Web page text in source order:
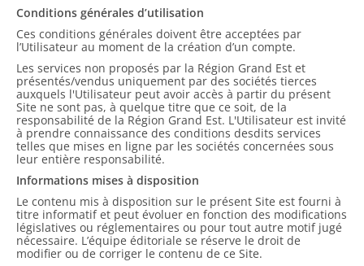
Conditions générales d’utilisation
Ces conditions générales doivent être acceptées par
l’Utilisateur au moment de la création d’un compte.
Les services non proposés par la Région Grand Est et
présentés/vendus uniquement par des sociétés tierces
auxquels l'Utilisateur peut avoir accès à partir du présent
Site ne sont pas, à quelque titre que ce soit, de la
responsabilité de la Région Grand Est. L'Utilisateur est invité
à prendre connaissance des conditions desdits services
telles que mises en ligne par les sociétés concernées sous
leur entière responsabilité.
Informations mises à disposition
Le contenu mis à disposition sur le présent Site est fourni à
titre informatif et peut évoluer en fonction des modifications
législatives ou réglementaires ou pour tout autre motif jugé
nécessaire. L’équipe éditoriale se réserve le droit de
modifier ou de corriger le contenu de ce Site.